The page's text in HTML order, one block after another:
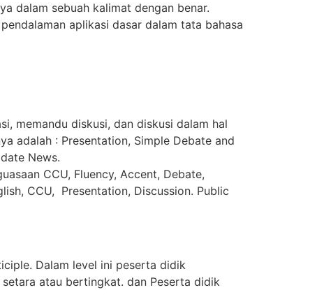
dalam sebuah kalimat dengan benar.
aplikasi dasar dalam tata bahasa
memandu diskusi, dan diskusi dalam hal
adalah : Presentation, Simple Debate and
News.
CCU, Fluency, Accent, Debate,
CCU, Presentation, Discussion. Public
Dalam level ini peserta didik
atau bertingkat. dan Peserta didik